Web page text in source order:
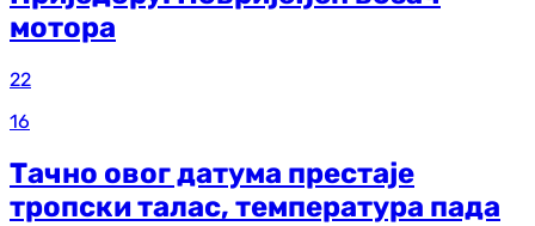
мотора
22
16
Тачно овог датума престаје
тропски талас, температура пада